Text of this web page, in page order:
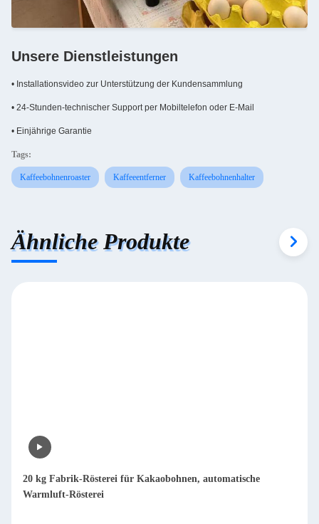
Unsere Dienstleistungen
• Installationsvideo zur Unterstützung der Kundensammlung
• 24-Stunden-technischer Support per Mobiltelefon oder E-Mail
• Einjährige Garantie
Tags:
Kaffeebohnenroaster Kaffeeentferner Kaffeebohnenhalter
Ähnliche Produkte
20 kg Fabrik-Rösterei für Kakaobohnen, automatische
Warmluft-Rösterei